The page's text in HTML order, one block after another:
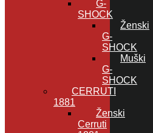
G-
SHOCK
Ženski
G-
SHOCK
Muški
G-
SHOCK
CERRUTI
1881
Ženski
Cerruti